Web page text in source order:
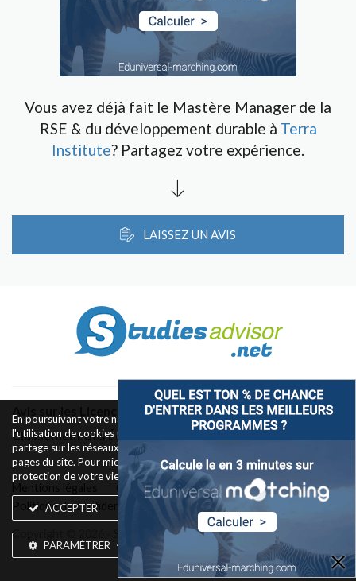
Vous avez déjà fait le Mastère Manager de la
RSE & du développement durable à Terra
Institute? Partagez votre expérience.
LAISSEZ UN AVIS
Avis sur les Licences & Bachelors
Classement des Écoles
Conditions d’utilisation
Politique de confidentialité
Widget Contact
Copyright © 2026 - Silkwires. Tous droits réservés
En poursuivant votre navigation sur ce site, vous acceptez
l'utilisation de cookies pour le fonctionnement des boutons de
partage sur les réseaux sociaux et la mesure d'audience des
pages du site. Pour mieux comprendre notre politique de
protection de votre vie privée, rendez-vous ici
ACCEPTER
PARAMÉTRER